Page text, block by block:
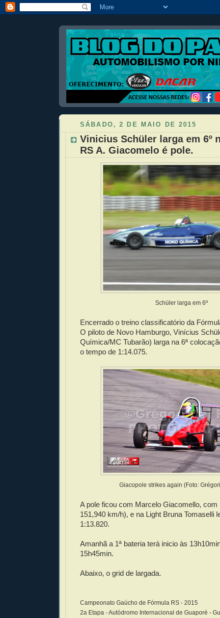
SÁBADO, 2 DE MAIO DE 2015
Vinicius Schüler larga em 6º
RS A. Giacomelo é pole.
Schüler larga em 6º
Encerrado o treino classificatório da
O piloto de Novo Hamburgo, Vinícius
Química/MC Tubarão) larga na 6ª
o tempo de 1:14.075.
Giacopole strikes again (Foto:
A pole ficou com Marcelo Giacomello, com
151,940 km/h), e na Light Bruna Tomaselli
1:13.820.
Amanhã a 1ª bateria terá inicio às
15h45min.
Abaixo, o grid de largada.
Campeonato Gaúcho de Fórmula RS - 2015
2a Etapa - Autódromo Internacional de Guaporé -